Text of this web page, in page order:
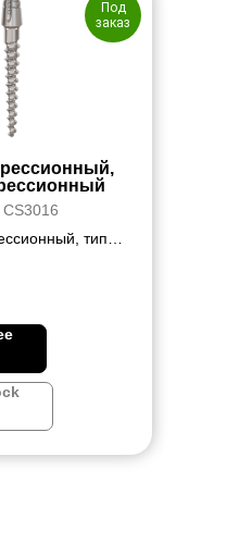
Под
заказ
CS3016
тип